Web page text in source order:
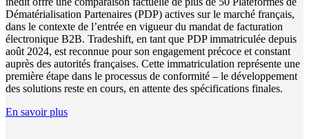
Dématérialisation Partenaires (PDP) actives sur le marché français,
dans le contexte de l’entrée en vigueur du mandat de facturation
électronique B2B. Tradeshift, en tant que PDP immatriculée depuis
août 2024, est reconnue pour son engagement précoce et constant
auprès des autorités françaises. Cette immatriculation représente une
première étape dans le processus de conformité – le développement
des solutions reste en cours, en attente des spécifications finales.
En savoir plus